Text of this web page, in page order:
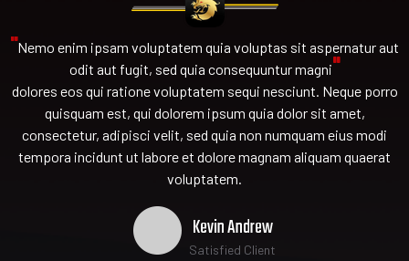
"Nemo enim ipsam voluptatem quia voluptas sit aspernatur aut
odit aut fugit, sed quia consequuntur magni"
dolores eos qui ratione voluptatem sequi nesciunt. Neque porro
quisquam est, qui dolorem ipsum quia dolor sit amet,
consectetur, adipisci velit, sed quia non numquam eius modi
tempora incidunt ut labore et dolore magnam aliquam quaerat
voluptatem.
Kevin Andrew
Satisfied Client